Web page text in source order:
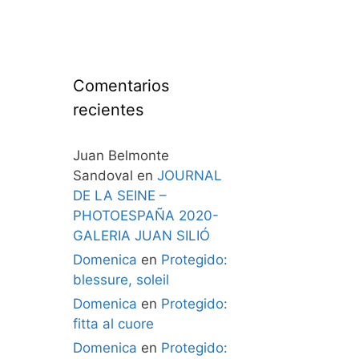
Comentarios
recientes
Juan Belmonte
Sandoval en JOURNAL
DE LA SEINE –
PHOTOESPAÑA 2020-
GALERIA JUAN SILIÓ
Domenica en Protegido:
blessure, soleil
Domenica en Protegido:
fitta al cuore
Domenica en Protegido: